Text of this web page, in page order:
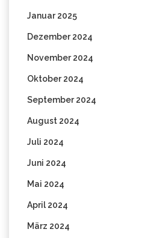
Januar 2025
Dezember 2024
November 2024
Oktober 2024
September 2024
August 2024
Juli 2024
Juni 2024
Mai 2024
April 2024
März 2024